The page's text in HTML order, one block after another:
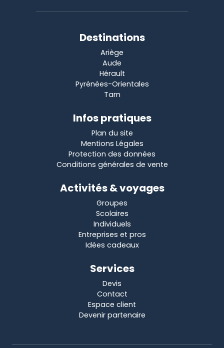
Destinations
Ariège
Aude
Hérault
Pyrénées-Orientales
Tarn
Infos pratiques
Plan du site
Mentions Légales
Protection des données
Conditions générales de vente
Activités & voyages
Groupes
Scolaires
Individuels
Entreprises et pros
Idées cadeaux
Services
Devis
Contact
Espace client
Devenir partenaire